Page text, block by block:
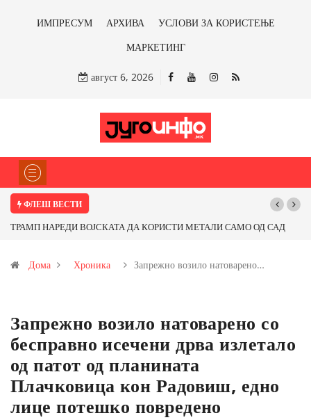
ИМПРЕСУМ АРХИВА
УСЛОВИ ЗА КОРИСТЕЊЕ
МАРКЕТИНГ
август 6, 2026
ФЛЕШ ВЕСТИ
ТРАМП НАРЕДИ ВОЈСКАТА ДА КОРИСТИ МЕТАЛИ САМО ОД САД
Иловица и со антимонот?
Дома Хроника Запрежно возило натоварено…
Запрежно возило натоварено со
бесправно исечени дрва излетало
од патот од планината
Плачковица кон Радовиш, едно
лице потешко повредено